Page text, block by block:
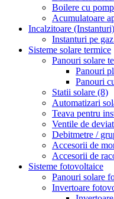
Boilere cu
Acumulatoare
Incalzitoare
Instanturi pe gaz
Sisteme solare termice
Panouri solare
Panouri
Panouri
Statii solare (8)
Automatizari
Teava pentru
Ventile de
Debitmetre /
Accesorii de
Accesorii de
Sisteme fotovoltaice
Panouri solare
Invertoare